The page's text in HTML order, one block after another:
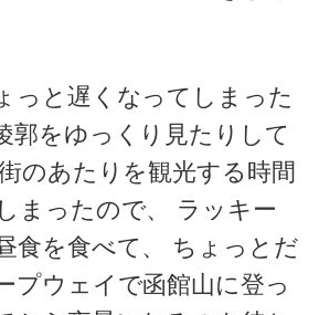
っと遅くなってしまった
郭をゆっくり見たりして
のあたりを観光する時間
まったので、 ラッキー
食を食べて、 ちょっとだ
プウェイで函館山に登っ